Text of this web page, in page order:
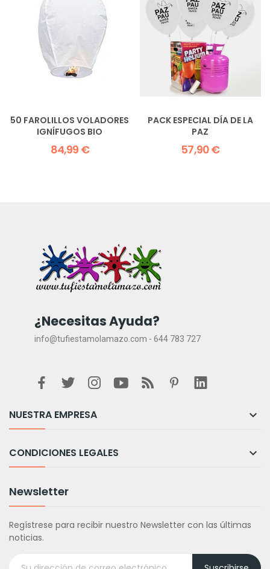
50 FAROLILLOS VOLADORES
IGNÍFUGOS BIO
84,99 €
PACK ESPECIAL DÍA DE LA
PAZ
57,90 €
¿Necesitas Ayuda?
info@tufiestamolamazo.com - 644 783 727
NUESTRA EMPRESA 
CONDICIONES LEGALES 
Newsletter
Regístrese para recibir nuestro Newsletter con las últimas
noticias.